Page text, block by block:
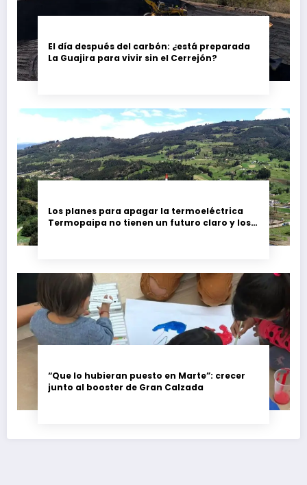
El día después del carbón: ¿está preparada
La Guajira para vivir sin el Cerrejón?
Los planes para apagar la termoeléctrica
Termopaipa no tienen un futuro claro y los
“Que lo hubieran puesto en Marte”: crecer
junto al booster de Gran Calzada